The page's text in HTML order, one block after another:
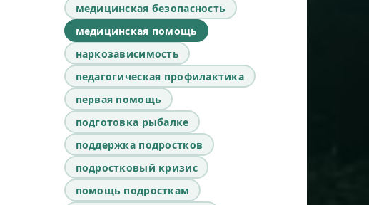
медицинская безопасность
медицинская помощь
наркозависимость
педагогическая профилактика
первая помощь
подготовка рыбалке
поддержка подростков
подростковый кризис
помощь подросткам